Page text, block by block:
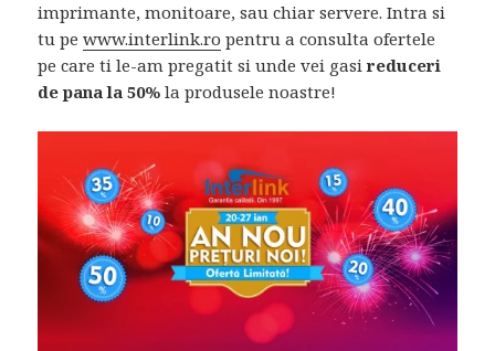
imprimante, monitoare, sau chiar servere. Intra si
tu pewww.interlink.ro pentru a consulta ofertele
pe care ti le-am pregatit si unde vei gasireduceri
de pana la 50% la produsele noastre!